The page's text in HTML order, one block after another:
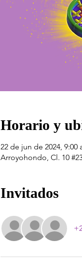
Horario y
22 de jun de 2024, 9:00
Arroyohondo, Cl. 10
Invitados